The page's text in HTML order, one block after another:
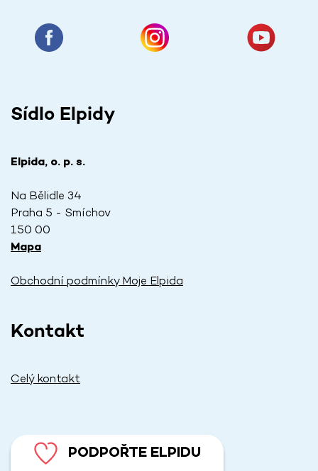
Sídlo Elpidy
Elpida, o. p. s.
Na Bělidle 34
Praha 5 - Smíchov
150 00
Mapa
Obchodní podmínky Moje Elpida
Kontakt
Celý kontakt
PODPOŘTE ELPIDU